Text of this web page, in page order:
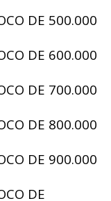
DE 500.000
DE 600.000
DE 700.000
DE 800.000
DE 900.000
DE